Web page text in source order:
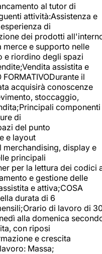
al tutor di
attività:Assistenza e
di
dei prodotti
merce e supporto nelle
e riordino degli spazi
assistita e
il
acquisirà conoscenze
stoccaggio,
componenti
di
del punto
e layout
display e
principali
per la lettura dei codici
e gestione delle
e attiva;COSA
durata di 6
di lavoro di
alla domenica
con riposi
e crescita
Massa;